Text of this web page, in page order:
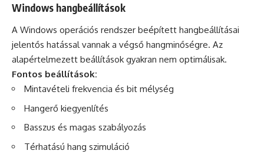
Windows hangbeállítások
A Windows operációs rendszer beépített hangbeállításai
jelentős hatással vannak a végső hangminőségre. Az
alapértelmezett beállítások gyakran nem optimálisak.
Fontos beállítások:
Mintavételi frekvencia és bit mélység
Hangerő kiegyenlítés
Basszus és magas szabályozás
Térhatású hang szimuláció